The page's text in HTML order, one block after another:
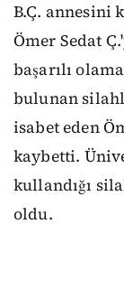
B.Ç. annesini
Ömer Sedat
başarılı
bulunan
isabet eden
kaybetti.
kullandığı
oldu.